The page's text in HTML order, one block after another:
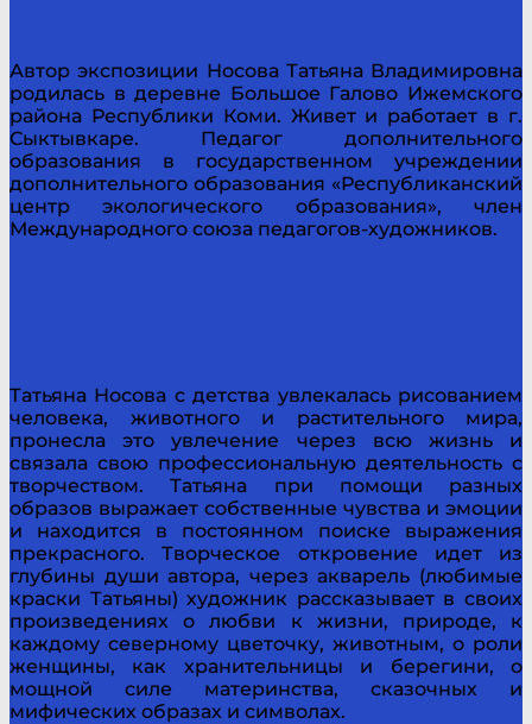
Автор экспозиции Носова Татьяна Владимировна
родилась в деревне Большое Галово Ижемского
района Республики Коми. Живет и работает в г.
Сыктывкаре. Педагог дополнительного
образования в государственном учреждении
дополнительного образования «Республиканский
центр экологического образования», член
Международного союза педагогов-художников.
Татьяна Носова с детства увлекалась рисованием
человека, животного и растительного мира,
пронесла это увлечение через всю жизнь и
связала свою профессиональную деятельность с
творчеством. Татьяна при помощи разных
образов выражает собственные чувства и эмоции
и находится в постоянном поиске выражения
прекрасного. Творческое откровение идет из
глубины души автора, через акварель (любимые
краски Татьяны) художник рассказывает в своих
произведениях о любви к жизни, природе, к
каждому северному цветочку, животным, о роли
женщины, как хранительницы и берегини, о
мощной силе материнства, сказочных и
мифических образах и символах.